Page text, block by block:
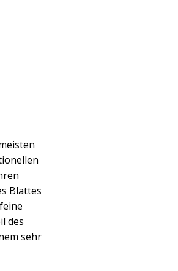
Blattes
des
sehr